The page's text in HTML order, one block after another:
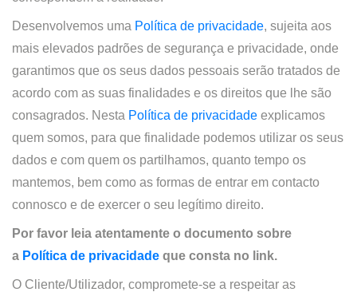
Desenvolvemos uma Política de privacidade, sujeita aos
mais elevados padrões de segurança e privacidade, onde
garantimos que os seus dados pessoais serão tratados de
acordo com as suas finalidades e os direitos que lhe são
consagrados. Nesta Política de privacidade explicamos
quem somos, para que finalidade podemos utilizar os seus
dados e com quem os partilhamos, quanto tempo os
mantemos, bem como as formas de entrar em contacto
connosco e de exercer o seu legítimo direito.
Por favor leia atentamente o documento sobre
a Política de privacidade que consta no link.
O Cliente/Utilizador, compromete-se a respeitar as